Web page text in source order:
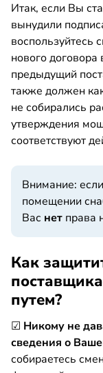
Итак, если Вы
вынудили
воспользуйтесь
нового
предыдущий
также должен
не собирались
утверждения
соответствуют
Внимание:
помещении
Вас нет права
Как
путем?
☑ Никому не
сведения о
собираетесь